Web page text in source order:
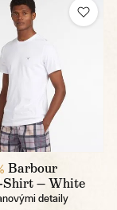
Barbour
Shirt — White
detaily